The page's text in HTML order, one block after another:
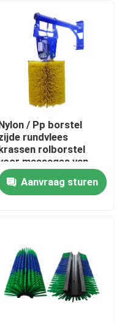
/ Pp borstel
rundvlees
rolborstel
massages van
Aanvraag sturen